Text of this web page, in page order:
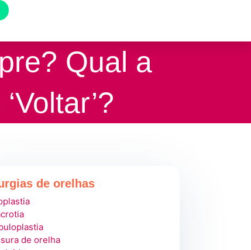
Qual a
de orelhas
de orelha